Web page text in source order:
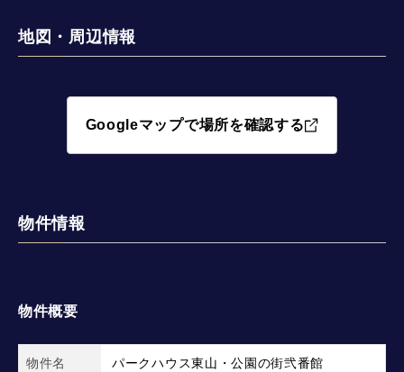
地図・周辺情報
Googleマップで場所を確認する
物件情報
物件概要
物件名 パークハウス東山・公園の街弐番館